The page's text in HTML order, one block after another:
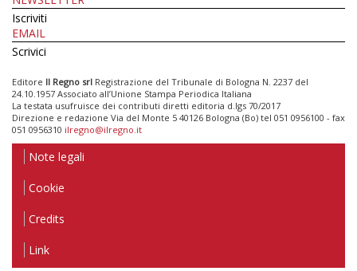
Iscriviti
EMAIL
Scrivici
Editore Il Regno srl Registrazione del Tribunale di Bologna N. 2237 del
24.10.1957 Associato all’Unione Stampa Periodica Italiana
La testata usufruisce dei contributi diretti editoria d.lgs 70/2017
Direzione e redazione Via del Monte 5 40126 Bologna (Bo) tel 051 0956100 - fax
051 0956310 ilregno@ilregno.it
Note legali
Cookie
Credits
Link